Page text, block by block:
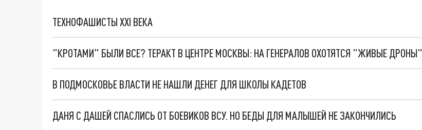
ТЕХНОФАШИСТЫ XXI ВЕКА
"КРОТАМИ" БЫЛИ ВСЕ? ТЕРАКТ В ЦЕНТРЕ МОСКВЫ: НА ГЕНЕРАЛОВ ОХОТЯТСЯ "ЖИВЫЕ ДРОНЫ"
В ПОДМОСКОВЬЕ ВЛАСТИ НЕ НАШЛИ ДЕНЕГ ДЛЯ ШКОЛЫ КАДЕТОВ
ДАНЯ С ДАШЕЙ СПАСЛИСЬ ОТ БОЕВИКОВ ВСУ. НО БЕДЫ ДЛЯ МАЛЫШЕЙ НЕ ЗАКОНЧИЛИСЬ